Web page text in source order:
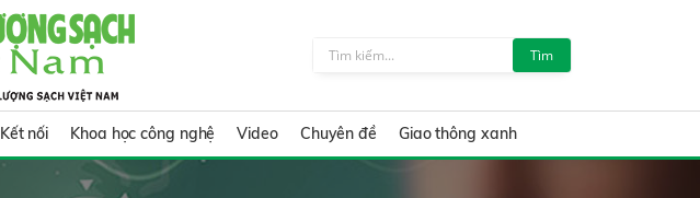
Tìm
Kết nối Khoa học công nghệ Video Chuyên đề Giao thông xanh